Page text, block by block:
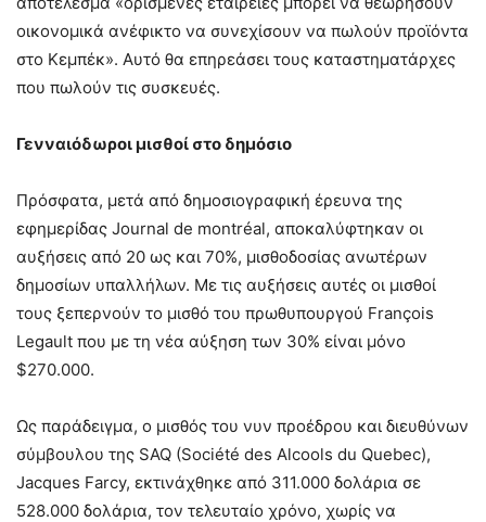
οικονομικά ανέφικτο να συνεχίσουν να πωλούν προϊόντα
στο Κεμπέκ». Αυτό θα επηρεάσει τους καταστηματάρχες
που πωλούν τις συσκευές.
Γενναιόδωροι μισθοί στο δημόσιο
Πρόσφατα, μετά από δημοσιογραφική έρευνα της
εφημερίδας Journal de montréal, αποκαλύφτηκαν οι
αυξήσεις από 20 ως και 70%, μισθοδοσίας ανωτέρων
δημοσίων υπαλλήλων. Με τις αυξήσεις αυτές οι μισθοί
τους ξεπερνούν το μισθό του πρωθυπουργού François
Legault που με τη νέα αύξηση των 30% είναι μόνο
$270.000.
Ως παράδειγμα, ο μισθός του νυν προέδρου και διευθύνων
σύμβουλου της SAQ (Société des Alcools du Quebec),
Jacques Farcy, εκτινάχθηκε από 311.000 δολάρια σε
528.000 δολάρια, τον τελευταίο χρόνο, χωρίς να